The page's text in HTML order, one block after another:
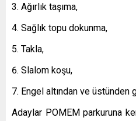
Ağırlık taşıma,
Sağlık topu dokunma,
Takla,
Slalom koşu,
Engel altından ve üstünden
Adaylar POMEM parkuruna